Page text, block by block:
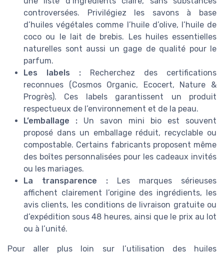
controversées. Privilégiez les savons à base
d’huiles végétales comme l’huile d’olive, l’huile de
coco ou le lait de brebis. Les huiles essentielles
naturelles sont aussi un gage de qualité pour le
parfum.
Les labels : Recherchez des certifications
reconnues (Cosmos Organic, Ecocert, Nature &
Progrès). Ces labels garantissent un produit
respectueux de l’environnement et de la peau.
L’emballage : Un savon mini bio est souvent
proposé dans un emballage réduit, recyclable ou
compostable. Certains fabricants proposent même
des boîtes personnalisées pour les cadeaux invités
ou les mariages.
La transparence : Les marques sérieuses
affichent clairement l’origine des ingrédients, les
avis clients, les conditions de livraison gratuite ou
d’expédition sous 48 heures, ainsi que le prix au lot
ou à l’unité.
Pour aller plus loin sur l’utilisation des huiles